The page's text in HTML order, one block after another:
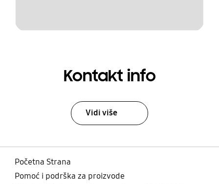
Kontakt info
Vidi više
Početna Strana
Pomoć i podrška za proizvode